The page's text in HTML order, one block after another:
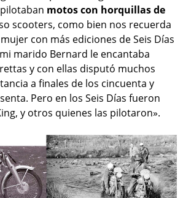
motos con horquillas de
scooters, como bien nos recuerda
con más ediciones de Seis Días
marido Bernard le encantaba
y con ellas disputó muchos
a finales de los cincuenta y
Pero en los Seis Días fueron
y otros quienes las pilotaron».